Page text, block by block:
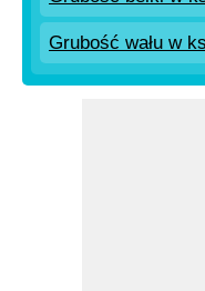
Grubość wału w